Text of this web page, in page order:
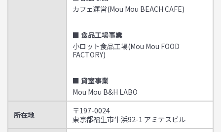
カフェ運営(Mou Mou BEACH CAFE)
■ 食品工場事業
小ロット食品工場(Mou Mou FOOD
FACTORY)
■ 貸室事業
Mou Mou B&H LABO
所在地
〒197-0024
東京都福生市牛浜92-1 アミテスビル